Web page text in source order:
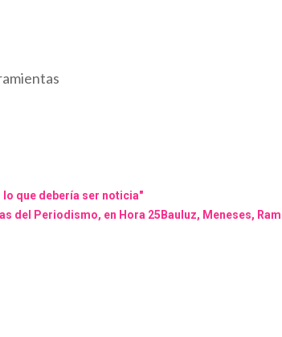
que debería ser noticia"
del Periodismo, en Hora 25Bauluz, Meneses,